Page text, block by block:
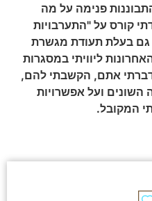
פנימה על מה
קורס על "התערבויות
גם בעלת תעודת מגשרת
ליוויתי במסגרות
דברתי אתם, הקשבתי להם,
השונים ועל אפשרויות
המקובל.